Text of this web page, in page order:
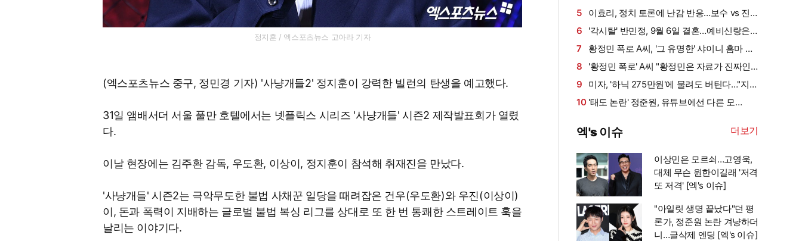
정지훈 / 엑스포츠뉴스 고아라 기자
(엑스포츠뉴스 중구, 정민경 기자) '사냥개들2' 정지훈이 강력한 빌런의 탄생을 예고했다.
31일 앰배서더 서울 풀만 호텔에서는 넷플릭스 시리즈 '사냥개들' 시즌2 제작발표회가 열렸
다.
이날 현장에는 김주환 감독, 우도환, 이상이, 정지훈이 참석해 취재진을 만났다.
'사냥개들' 시즌2는 극악무도한 불법 사채꾼 일당을 때려잡은 건우(우도환)와 우진(이상이)
이, 돈과 폭력이 지배하는 글로벌 불법 복싱 리그를 상대로 또 한 번 통쾌한 스트레이트 훅을
날리는 이야기다.
는 스토킹" 현직 변호사 해석 [엑's 이슈]
5
이효리, 정치 토론에 난감 반응…보수 vs 진
보 사연에 "빠지면 안 될까요?"
6
'각시탈' 반민정, 9월 6일 결혼…예비신랑은
연상의 사업가 [공식]
7
황정민 폭로 A씨, '그 유명한' 샤이니 홈마 출
신?…"고마워서 술 사려던 건데" 침묵 이유 있었
나 [엑's 이슈]
8
'황정민 폭로' A씨 "황정민은 자료가 진짜인
것 알고 있어…아니었다면 '조작·허위'라 했을
것" 주장
9
미자, '하닉 275만원'에 물려도 버틴다…"지금
털면 죽어" 씁쓸 (미자네)
10 '태도 논란' 정준원, 유튜브에선 다른 모
엑's 이슈 더보기
이상민은 모르쇠…고영욱,
대체 무슨 원한이길래 '저격
또 저격' [엑's 이슈]
"아일릿 생명 끝났다"던 평
론가, 정준원 논란 겨냥하더
니…글삭제 엔딩 [엑's 이슈]